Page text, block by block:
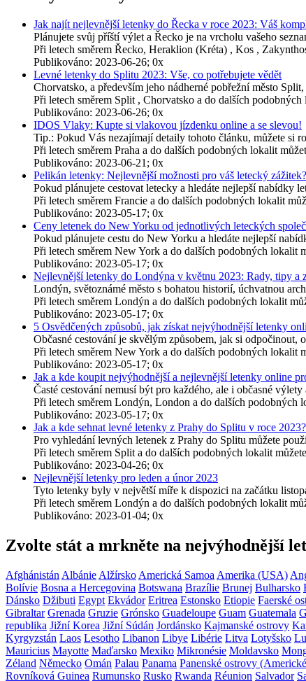
Jak najít nejlevnější letenky do Řecka v roce 2023: Váš
Plánujete svůj příští výlet a Řecko je na vrcholu vašeho
Při letech směrem Řecko, Heraklion (Kréta) , Kos ,
Publikováno: 2023-06-26; 0x
Levné letenky do Splitu 2023: Vše, co potřebujete vědět
Chorvatsko, a především jeho nádherné pobřežní město
Při letech směrem Split , Chorvatsko a do dalších
Publikováno: 2023-06-26; 0x
IDOS Vlaky: Kupte si vlakovou jízdenku online a se slevou!
Tip.: Pokud Vás nezajímají detaily tohoto článku, můžete si
Při letech směrem Praha a do dalších podobných lokalit
Publikováno: 2023-06-21; 0x
Pelikán letenky: Nejlevnější možnosti pro váš letecký zážitek?
Pokud plánujete cestovat letecky a hledáte nejlepší nabídky
Při letech směrem Francie a do dalších podobných lokalit
Publikováno: 2023-05-17; 0x
Ceny letenek do New Yorku od jednotlivých leteckých
Pokud plánujete cestu do New Yorku a hledáte nejlepší
Při letech směrem New York a do dalších podobných lokalit
Publikováno: 2023-05-17; 0x
Nejlevnější letenky do Londýna v květnu 2023: Rady, tipy a
Londýn, světoznámé město s bohatou historií, úchvatnou
Při letech směrem Londýn a do dalších podobných lokalit
Publikováno: 2023-05-17; 0x
5 Osvědčených způsobů, jak získat nejvýhodnější letenky
Občasné cestování je skvělým způsobem, jak si
Při letech směrem New York a do dalších podobných lokalit
Publikováno: 2023-05-17; 0x
Jak a kde koupit nejvýhodnější a nejlevnější letenky online
Časté cestování nemusí být pro každého, ale i občasné
Při letech směrem Londýn, London a do dalších podobných
Publikováno: 2023-05-17; 0x
Jak a kde sehnat levné letenky z Prahy do Splitu v roce 2023?
Pro vyhledání levných letenek z Prahy do Splitu můžete
Při letech směrem Split a do dalších podobných lokalit
Publikováno: 2023-04-26; 0x
Nejlevnější letenky pro leden a únor 2023
Tyto letenky byly v největší míře k dispozici na začátku
Při letech směrem Londýn a do dalších podobných lokalit
Publikováno: 2023-01-04; 0x
Zvolte stát a mrkněte na nejvýhodnější
Afghánistán Albánie Alžírsko Americká Samoa Amerika (USA)
Bolívie Bosna a Hercegovina Botswana Brazílie Brunej Bulharsko
Dánsko Džibuti Egypt Ekvádor Eritrea Estonsko Etiopie Faerské
Gibraltar Grenada Gruzie Grónsko Guadeloupe Guam Guatemala
republika Jižní Korea Jižní Súdán Jordánsko Kajmanské ostrovy
Kyrgyzstán Laos Lesotho Libanon Libye Libérie Litva Lotyšsko
Mauricius Mayotte Maďarsko Mexiko Mikronésie Moldavsko
Zéland Německo Omán Palau Panama Panenské ostrovy
Rovníková Guinea Rumunsko Rusko Rwanda Réunion Salvador